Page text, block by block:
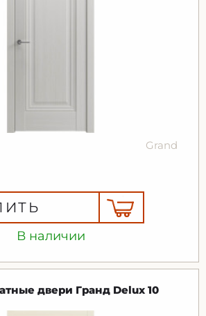
В наличии
Grand
двери Гранд Delux 10